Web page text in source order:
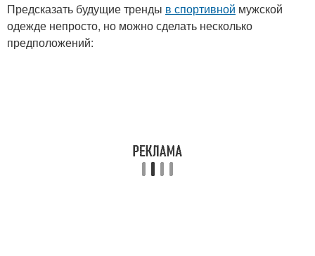
Предсказать будущие тренды в спортивной мужской
одежде непросто, но можно сделать несколько
предположений: